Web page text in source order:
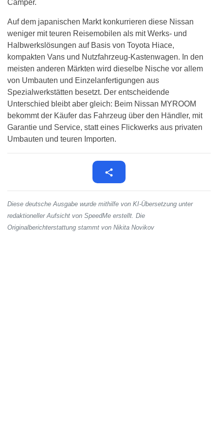
Camper.
Auf dem japanischen Markt konkurrieren diese Nissan
weniger mit teuren Reisemobilen als mit Werks- und
Halbwerkslösungen auf Basis von Toyota Hiace,
kompakten Vans und Nutzfahrzeug-Kastenwagen. In den
meisten anderen Märkten wird dieselbe Nische vor allem
von Umbauten und Einzelanfertigungen aus
Spezialwerkstätten besetzt. Der entscheidende
Unterschied bleibt aber gleich: Beim Nissan MYROOM
bekommt der Käufer das Fahrzeug über den Händler, mit
Garantie und Service, statt eines Flickwerks aus privaten
Umbauten und teuren Importen.
Diese deutsche Ausgabe wurde mithilfe von KI-Übersetzung unter
redaktioneller Aufsicht von SpeedMe erstellt. Die
Originalberichterstattung stammt von Nikita Novikov